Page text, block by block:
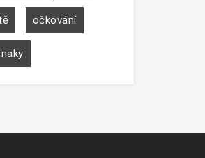
očkování